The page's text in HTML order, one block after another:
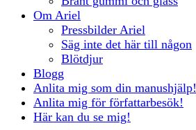
Om Ariel
Pressbilder Ariel
Säg inte det här till någon
Blötdjur
Blogg
Anlita mig som din manushjälp!
Anlita mig för författarbesök!
Här kan du se mig!